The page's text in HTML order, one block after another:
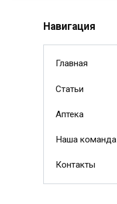
Навигация
Главная
Статьи
Аптека
Наша команда
Контакты